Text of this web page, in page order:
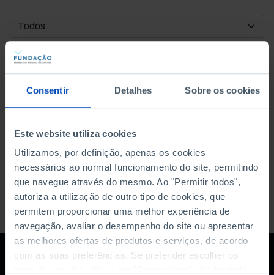
Consentir Detalhes Sobre os cookies
Este website utiliza cookies
Utilizamos, por definição, apenas os cookies
necessários ao normal funcionamento do site, permitindo
que navegue através do mesmo. Ao "Permitir todos",
autoriza a utilização de outro tipo de cookies, que
permitem proporcionar uma melhor experiência de
navegação, avaliar o desempenho do site ou apresentar
as melhores ofertas de produtos e serviços, de acordo
com as suas preferências. Se pretender escolher os
DATA DE INÍCIO
DATA DE FIM